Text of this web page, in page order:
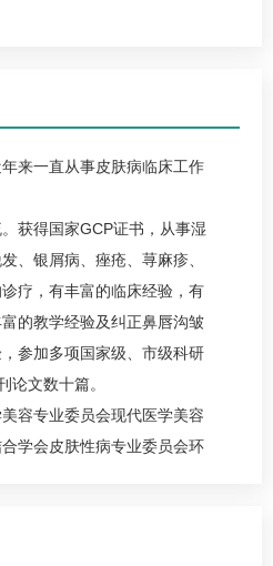
来一直从事皮肤病临床工作
获得国家GCP证书，从事湿
、 银屑病 、痤疮、 荨麻疹
疗，有丰富的临床经验，有
的教学经验及纠正鼻唇沟皱
参加多项国家级、市级科研
论文数十篇。
容专业委员会现代医学美容
学会皮肤性病专业委员会环
皮肤科分会皮炎学组委员、